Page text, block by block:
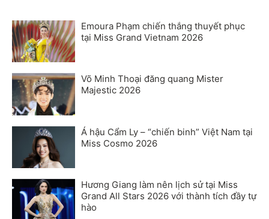
Emoura Phạm chiến thắng thuyết phục
tại Miss Grand Vietnam 2026
Võ Minh Thoại đăng quang Mister
Majestic 2026
Á hậu Cẩm Ly – “chiến binh” Việt Nam tại
Miss Cosmo 2026
Hương Giang làm nên lịch sử tại Miss
Grand All Stars 2026 với thành tích đầy tự
hào